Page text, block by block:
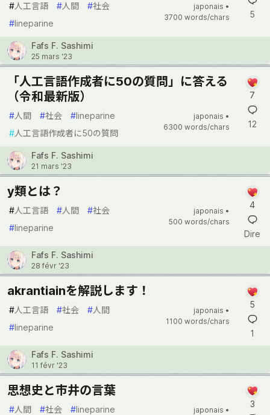
#人工言語 #人間 #社会
#lineparine
japonais •
3700 words/chars
5
Fafs F. Sashimi
25 mars '23
「人工言語作成者に50の質問」に答える
（令和最新版）
#人間 #社会 #lineparine
#人工言語作成者に50の質問
japonais •
6300 words/chars
7
12
Fafs F. Sashimi
21 mars '23
y類とは？
#人工言語 #人間 #社会
#lineparine
japonais •
500 words/chars
4
Dire
Fafs F. Sashimi
28 févr '23
akrantiainを解説します！
#人工言語 #社会 #人間
#lineparine
japonais •
1100 words/chars
5
1
Fafs F. Sashimi
11 févr '23
思想史と市井の言葉
#人間 #社会 #lineparine
japonais •
3